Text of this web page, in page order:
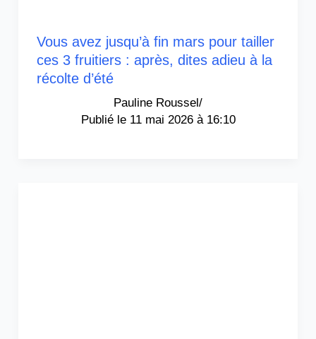
Vous avez jusqu’à fin mars pour tailler
ces 3 fruitiers : après, dites adieu à la
récolte d’été
Pauline Roussel/
11 mai 2026 à 16:10